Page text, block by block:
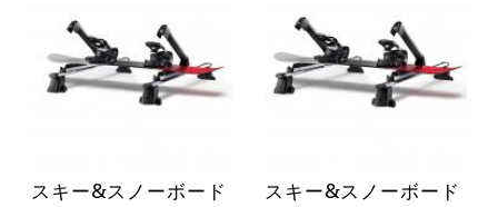
スキー&スノーボード
スキー&スノーボード